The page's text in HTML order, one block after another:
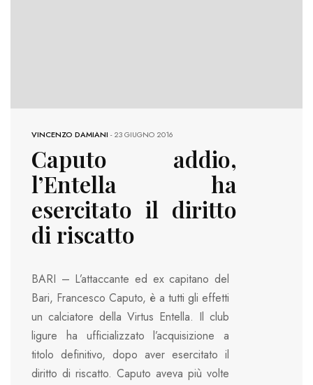
VINCENZO DAMIANI -23 GIUGNO 2016
Caputo addio,
l’Entella ha
esercitato il diritto
di riscatto
BARI – L’attaccante ed ex capitano del
Bari, Francesco Caputo, è a tutti gli effetti
un calciatore della Virtus Entella. Il club
ligure ha ufficializzato l’acquisizione a
titolo definitivo, dopo aver esercitato il
diritto di riscatto. Caputo aveva più volte